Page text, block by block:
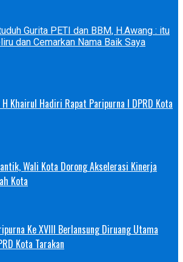
Gurita PETI dan BBM, H.Awang : itu
dan Cemarkan Nama Baik Saya
Khairul Hadiri Rapat Paripurna I DPRD Kota
Wali Kota Dorong Akselerasi Kinerja
Kota
Ke XVIII Berlansung Diruang Utama
Kota Tarakan